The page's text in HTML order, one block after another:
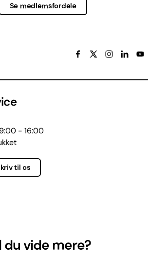
Se medlemsfordele
og kontaktoplysninger
- 16:00
til os
du vide mere?